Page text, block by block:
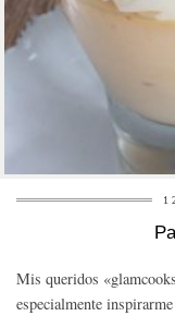
Mis queridos
especialmente